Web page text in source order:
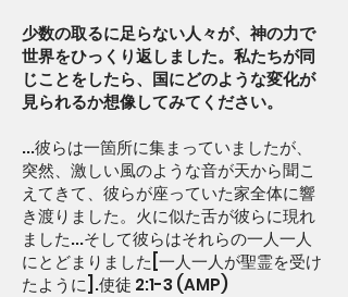
少数の取るに足らない人々が、神の力で
世界をひっくり返しました。私たちが同
じことをしたら、国にどのような変化が
見られるか想像してみてください。
...彼らは一箇所に集まっていましたが、
突然、激しい風のような音が天から聞こ
えてきて、彼らが座っていた家全体に響
き渡りました。火に似た舌が彼らに現れ
ました...そして彼らはそれらの一人一人
にとどまりました[一人一人が聖霊を受け
たように].使徒 2:1-3 (AMP)